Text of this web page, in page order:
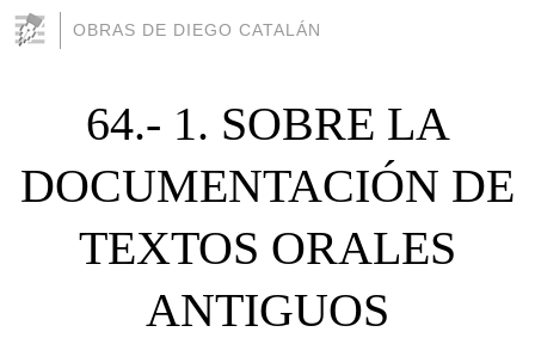
OBRAS DE DIEGO CATALÁN
64.- 1. SOBRE LA
DOCUMENTACIÓN DE
TEXTOS ORALES
ANTIGUOS